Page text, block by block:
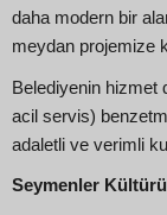
daha modern bir
meydan projemize
Belediyenin hizmet
acil servis)
adaletli ve verimli
Seymenler